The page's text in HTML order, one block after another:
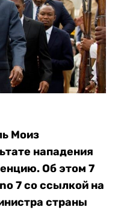
Моиз
нападения
Об этом 7
7 со ссылкой на
страны